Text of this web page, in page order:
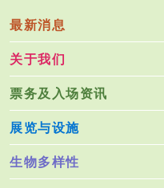
最新消息
关于我们
票务及入场资讯
展览与设施
生物多样性